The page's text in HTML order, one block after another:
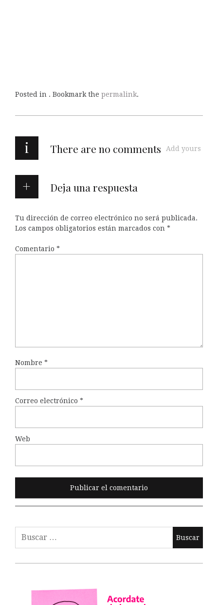
Posted in . Bookmark the permalink.
i There are no comments Add yours
Deja una respuesta
Tu dirección de correo electrónico no será publicada.
Los campos obligatorios están marcados con *
Comentario *
Nombre *
Correo electrónico *
Web